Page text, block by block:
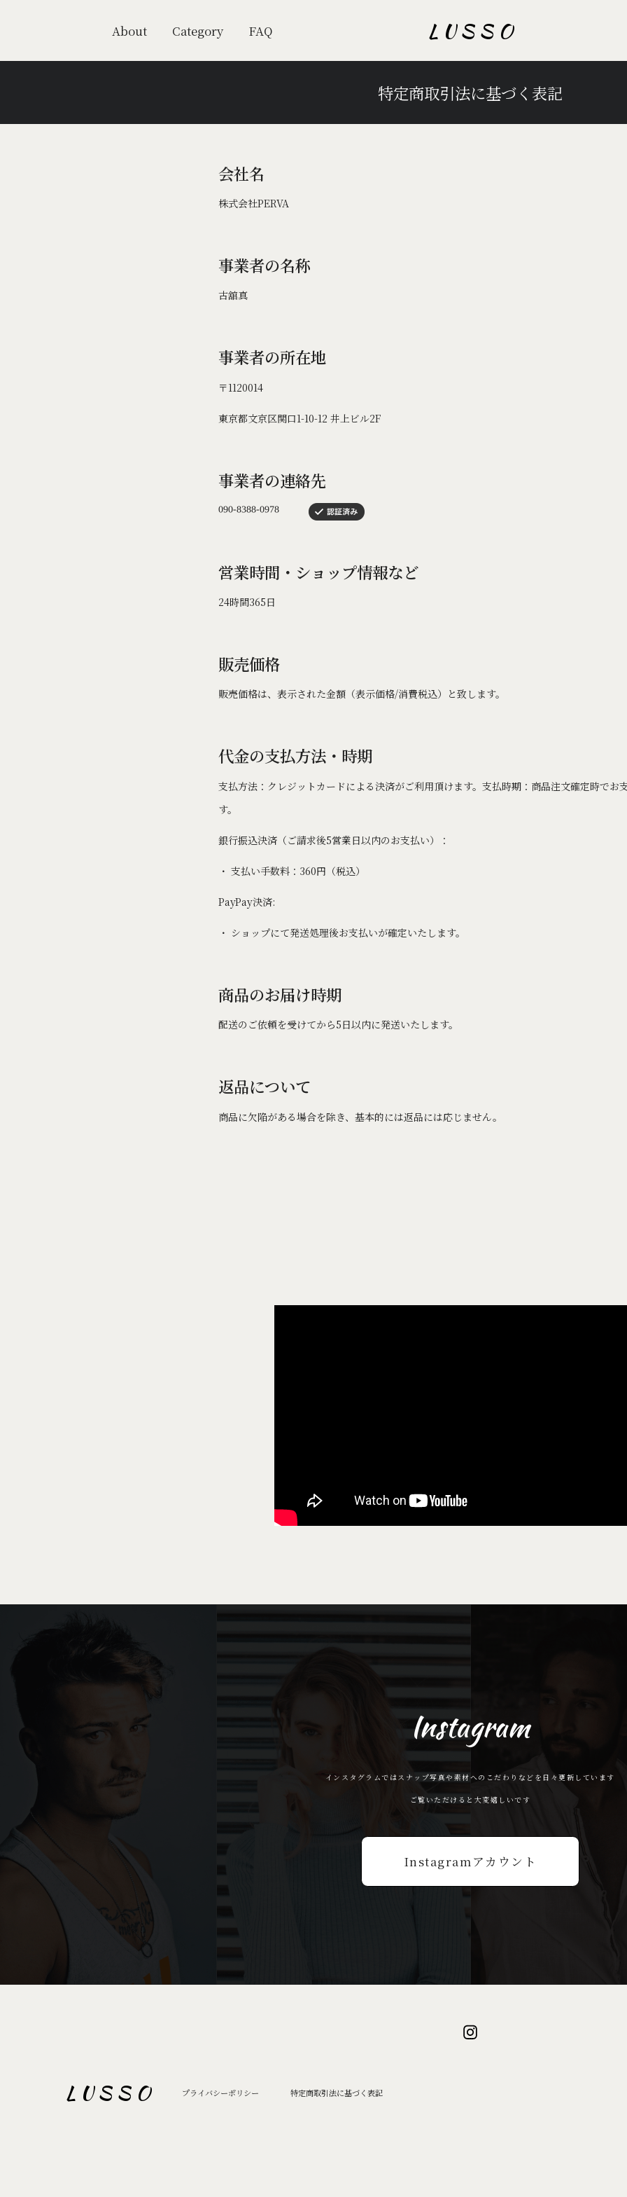
L U S S O
About Category FAQ
特定商取引法に基づく表記
会社名
株式会社PERVA
事業者の名称
古舘真
事業者の所在地
〒1120014
東京都文京区関口1-10-12 井上ビル2F
事業者の連絡先
営業時間・ショップ情報など
24時間365日
販売価格
販売価格は、表示された金額（表示価格/消費税込）と致します。
代金の支払方法・時期
支払方法：クレジットカードによる決済がご利用頂けます。支払時期：商品注文確定時でお
す。
銀行振込決済（ご請求後5営業日以内のお支払い）：
・ 支払い手数料：360円（税込）
PayPay決済:
・ ショップにて発送処理後お支払いが確定いたします。
商品のお届け時期
配送のご依頼を受けてから5日以内に発送いたします。
返品について
商品に欠陥がある場合を除き、基本的には返品には応じません。
Instagram
インスタグラムではスナップ写真や素材へのこだわりなどを日々更新しています
ご覧いただけると大変嬉しいです
Instagramアカウント
L U S S O プライバシーポリシー 特定商取引法に基づく表記